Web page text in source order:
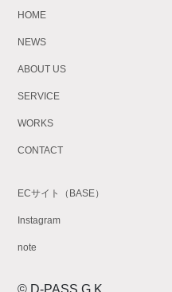
HOME
NEWS
ABOUT US
SERVICE
WORKS
CONTACT
ECサイト（BASE）
Instagram
note